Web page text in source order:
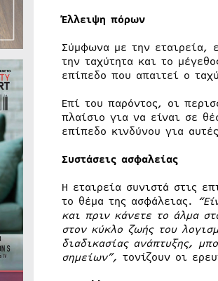
Έλλειψη πόρων
Σύμφωνα με την εταιρεία,
την ταχύτητα και το
επίπεδο που απαιτεί ο
Επί του παρόντος, οι
πλαίσιο για να είναι σε
επίπεδο κινδύνου για
Συστάσεις ασφαλείας
Η εταιρεία συνιστά στις
το θέμα της ασφάλειας.
και πριν κάνετε το άλμα
στον κύκλο ζωής του
διαδικασίας ανάπτυξης,
σημείων”, τονίζουν οι